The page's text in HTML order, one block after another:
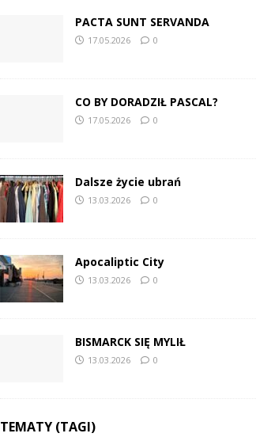
PACTA SUNT SERVANDA
17.05.2026 0
CO BY DORADZIŁ PASCAL?
17.05.2026 0
Dalsze życie ubrań
13.03.2026 0
Apocaliptic City
13.03.2026 0
BISMARCK SIĘ MYLIŁ
13.03.2026 0
TEMATY (TAGI)